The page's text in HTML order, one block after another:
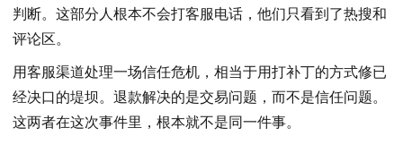
判断。这部分人根本不会打客服电话，他们只看到了热搜和
评论区。
用客服渠道处理一场信任危机，相当于用打补丁的方式修已
经决口的堤坝。退款解决的是交易问题，而不是信任问题。
这两者在这次事件里，根本就不是同一件事。